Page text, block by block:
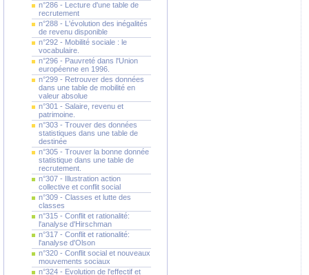
n°286 - Lecture d'une table de
recrutement
n°288 - L'évolution des inégalités
de revenu disponible
n°292 - Mobilité sociale : le
vocabulaire.
n°296 - Pauvreté dans l'Union
européenne en 1996.
n°299 - Retrouver des données
dans une table de mobilité en
valeur absolue
n°301 - Salaire, revenu et
patrimoine.
n°303 - Trouver des données
statistiques dans une table de
destinée
n°305 - Trouver la bonne donnée
statistique dans une table de
recrutement.
n°307 - Illustration action
collective et conflit social
n°309 - Classes et lutte des
classes
n°315 - Conflit et rationalité:
l'analyse d'Hirschman
n°317 - Conflit et rationalité:
l'analyse d'Olson
n°320 - Conflit social et nouveaux
mouvements sociaux
n°324 - Evolution de l'effectif et